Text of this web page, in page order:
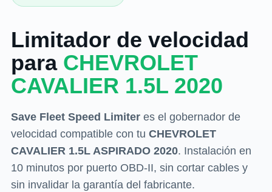
Limitador de velocidad
para CHEVROLET
CAVALIER 1.5L 2020
Save Fleet Speed Limiteres el gobernador de
velocidad compatible con tu CHEVROLET
CAVALIER 1.5L ASPIRADO 2020. Instalación en
10 minutos por puerto OBD-II, sin cortar cables y
sin invalidar la garantía del fabricante.